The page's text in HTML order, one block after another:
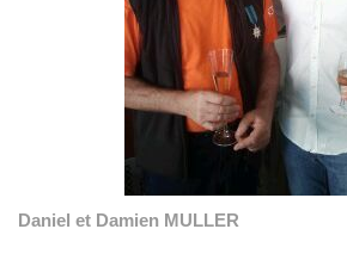
Daniel et Damien MULLER